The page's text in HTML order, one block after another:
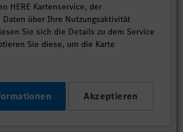
HERE Kartenservice, der
über Ihre Nutzungsaktivität
Sie sich die Details zu dem Service
Sie diese, um die Karte
Akzeptieren